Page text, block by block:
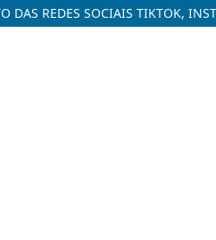
DAS REDES SOCIAIS TIKTOK,